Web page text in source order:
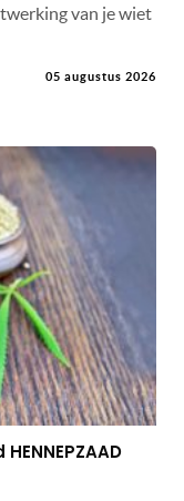
van je wiet
05 augustus 2026